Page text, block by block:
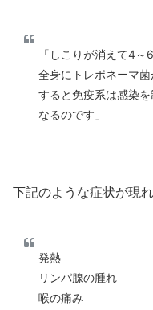
「しこりが消えて4～
全身にトレポネーマ菌
すると免疫系は感染
なるのです」
下記のような症状が現
発熱
リンパ腺の腫れ
喉の痛み